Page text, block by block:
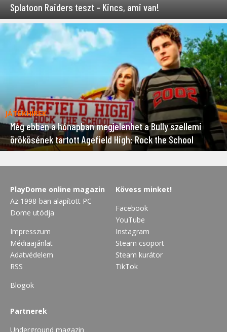
Splatoon Raiders teszt – Kincs, ami van!
JÁTÉKHÍREK
Még ebben a hónapban megjelenhet a Bully szellemi
örökösének tartott Agefield High: Rock the School
PlayDome online magazin
Az 1998-ban alapított PC
Dome utódja
Impresszum
Médiaajánlat
Adatvédelem
RSS
Blogok
Kövess minket!
Facebook
YouTube
Instagram
Steam csoport
Steam kurátor
TikTok
Partnerek
Underground magazin